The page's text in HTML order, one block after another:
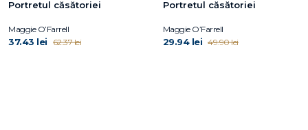
Portretul căsătoriei
Maggie O’Farrell
37.43 lei 62.37 lei
Portretul căsătoriei
Maggie O’Farrell
29.94 lei 49.90 lei